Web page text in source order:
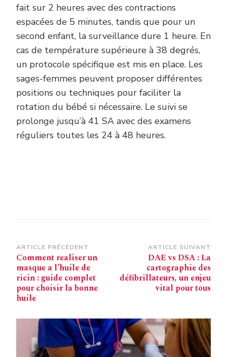
fait sur 2 heures avec des contractions
espacées de 5 minutes, tandis que pour un
second enfant, la surveillance dure 1 heure. En
cas de température supérieure à 38 degrés,
un protocole spécifique est mis en place. Les
sages-femmes peuvent proposer différentes
positions ou techniques pour faciliter la
rotation du bébé si nécessaire. Le suivi se
prolonge jusqu’à 41 SA avec des examens
réguliers toutes les 24 à 48 heures.
Navigation
d’article
ARTICLE PRÉCÉDENT
Comment realiser un
masque a l’huile de
ricin : guide complet
pour choisir la bonne
huile
ARTICLE SUIVANT
DAE vs DSA : La
cartographie des
défibrillateurs, un enjeu
vital pour tous